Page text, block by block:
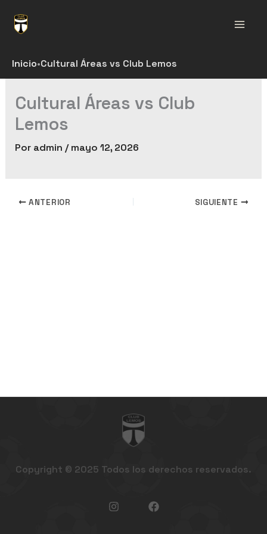
Inicio•Cultural Áreas vs Club Lemos
Cultural Áreas vs Club
Lemos
Por admin/mayo 12, 2026
ANTERIOR SIGUIENTE
Copyright © 2025 Todos los derechos reservados.